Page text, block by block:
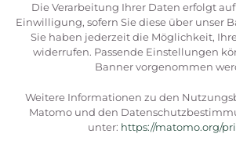
Die Verarbeitung Ihrer Daten erfolgt
Einwilligung, sofern Sie diese über unser
Sie haben jederzeit die Möglichkeit,
widerrufen. Passende Einstellungen
Banner vorgenommen
Weitere Informationen zu den
Matomo und den
unter: https://matomo.org/